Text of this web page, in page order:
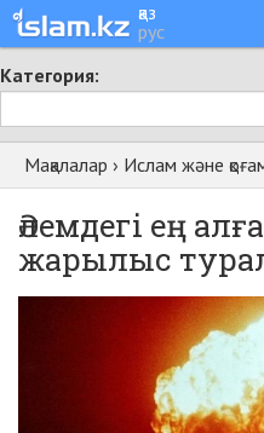
қаз
рус
Категория:
Мақалалар › Ислам және
Әлемдегі ең
жарылыс